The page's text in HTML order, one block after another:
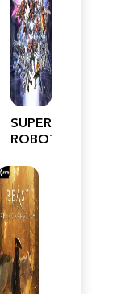
SUPER
ROBOT
Y